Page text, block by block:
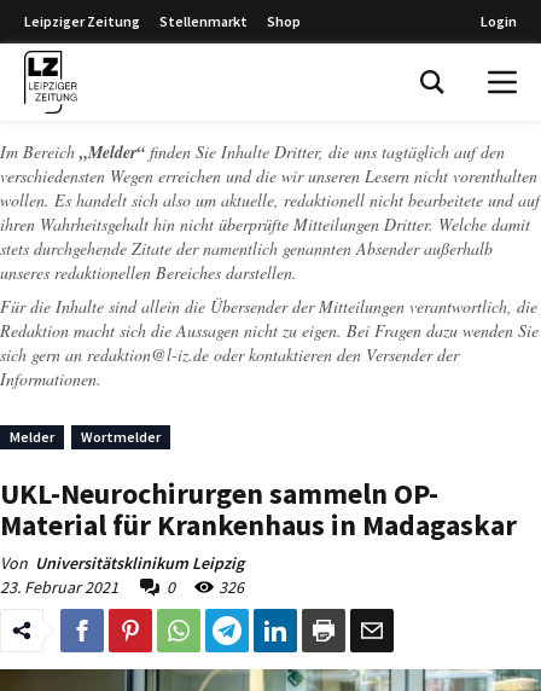
Leipziger Zeitung Stellenmarkt Shop Login
Im Bereich „Melder“ finden Sie Inhalte Dritter, die uns tagtäglich auf den
verschiedensten Wegen erreichen und die wir unseren Lesern nicht vorenthalten
wollen. Es handelt sich also um aktuelle, redaktionell nicht bearbeitete und auf
ihren Wahrheitsgehalt hin nicht überprüfte Mitteilungen Dritter. Welche damit
stets durchgehende Zitate der namentlich genannten Absender außerhalb
unseres redaktionellen Bereiches darstellen.
Für die Inhalte sind allein die Übersender der Mitteilungen verantwortlich, die
Redaktion macht sich die Aussagen nicht zu eigen. Bei Fragen dazu wenden Sie
sich gern an redaktion@l-iz.de oder kontaktieren den Versender der
Informationen.
Melder Wortmelder
UKL-Neurochirurgen sammeln OP-
Material für Krankenhaus in Madagaskar
Von Universitätsklinikum Leipzig
23. Februar 2021
0 326